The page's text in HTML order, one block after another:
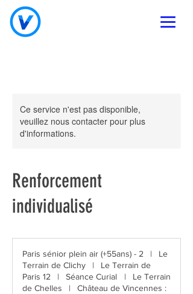
Ce service n'est pas disponible,
veuillez nous contacter pour plus
d'informations.
Renforcement
individualisé
Paris sénior plein air (+55ans) - 2 |
Le
Terrain de Clichy
|
Le Terrain de
Paris 12
| Séance Curial |
Le Terrain
de Chelles
|
Château de Vincennes :